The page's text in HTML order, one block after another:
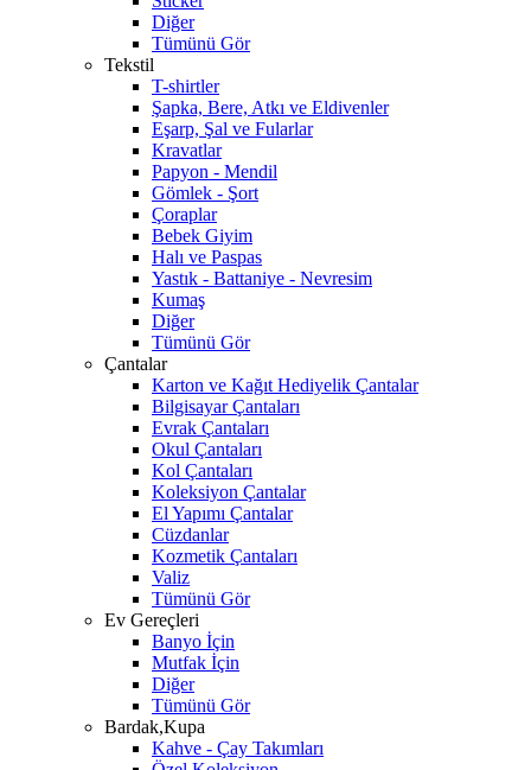
Diğer
Tümünü Gör
Tekstil
T-shirtler
Şapka, Bere, Atkı ve Eldivenler
Eşarp, Şal ve Fularlar
Kravatlar
Papyon - Mendil
Gömlek - Şort
Çoraplar
Bebek Giyim
Halı ve Paspas
Yastık - Battaniye - Nevresim
Kumaş
Diğer
Tümünü Gör
Çantalar
Karton ve Kağıt Hediyelik Çantalar
Bilgisayar Çantaları
Evrak Çantaları
Okul Çantaları
Kol Çantaları
Koleksiyon Çantalar
El Yapımı Çantalar
Cüzdanlar
Kozmetik Çantaları
Valiz
Tümünü Gör
Ev Gereçleri
Banyo İçin
Mutfak İçin
Diğer
Tümünü Gör
Bardak,Kupa
Kahve - Çay Takımları